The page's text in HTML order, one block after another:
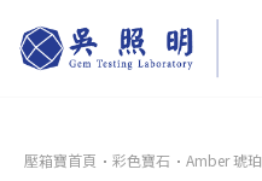
壓箱寶首頁 彩色寶石 Amber 琥珀